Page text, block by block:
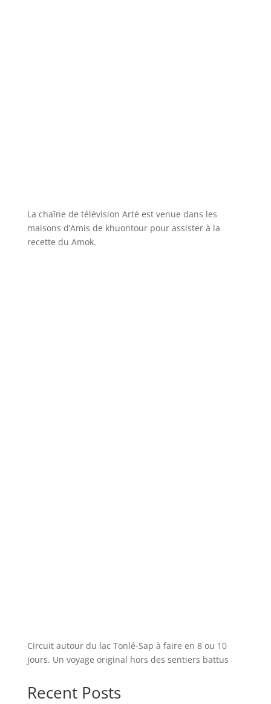
La chaîne de télévision Arté est venue dans les
maisons d’Amis de khuontour pour assister à la
recette du Amok.
Circuit autour du lac Tonlé-Sap à faire en 8 ou 10
jours. Un voyage original hors des sentiers battus
Recent Posts